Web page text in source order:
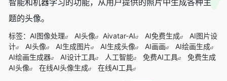
题的头像。
标签： AI图像处理 AI头像 Aivatar-AI AI免费生成
AI图片设
计
AI头像 AI生成图片 AI生成头像 AI画画
AI绘画生成
AI绘画生成器
AI设计工具 人工智能 免费AI工具
免费生成
AI头像
在线AI头像生成 在线AI工具